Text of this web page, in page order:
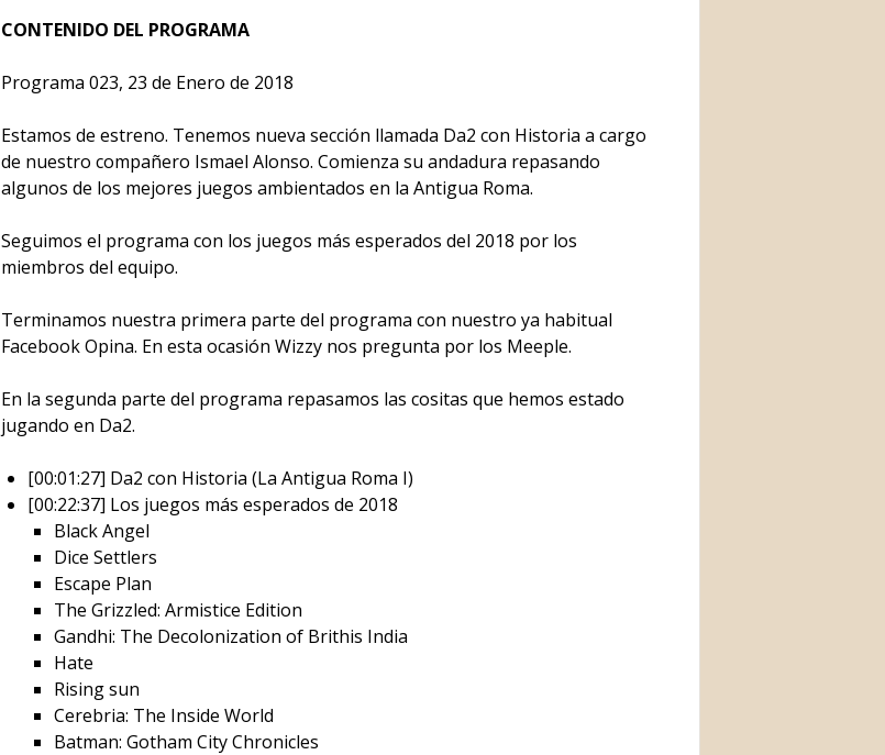
CONTENIDO DEL PROGRAMA
Programa 023, 23 de Enero de 2018
Estamos de estreno. Tenemos nueva sección llamada Da2 con Historia a cargo
de nuestro compañero Ismael Alonso. Comienza su andadura repasando
algunos de los mejores juegos ambientados en la Antigua Roma.
Seguimos el programa con los juegos más esperados del 2018 por los
miembros del equipo.
Terminamos nuestra primera parte del programa con nuestro ya habitual
Facebook Opina. En esta ocasión Wizzy nos pregunta por los Meeple.
En la segunda parte del programa repasamos las cositas que hemos estado
jugando en Da2.
[00:01:27] Da2 con Historia (La Antigua Roma I)
[00:22:37] Los juegos más esperados de 2018
Black Angel
Dice Settlers
Escape Plan
The Grizzled: Armistice Edition
Gandhi: The Decolonization of Brithis India
Hate
Rising sun
Cerebria: The Inside World
Batman: Gotham City Chronicles